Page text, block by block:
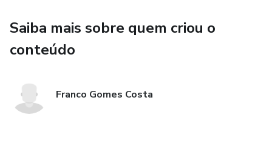
Saiba mais sobre quem criou o
conteúdo
Franco Gomes Costa